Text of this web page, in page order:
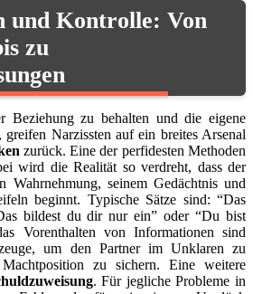
und Kontrolle: Von
zu
zu behalten und die eigene
greifen Narzissten auf ein breites Arsenal
zurück. Eine der perfidesten Methoden
wird die Realität so verdreht, dass der
Wahrnehmung, seinem Gedächtnis und
beginnt. Typische Sätze sind: “Das
bildest du dir nur ein” oder “Du bist
Vorenthalten von Informationen sind
um den Partner im Unklaren zu
zu sichern. Eine weitere
. Für jegliche Probleme in